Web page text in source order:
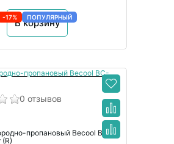
В корзину
-17% ПОПУЛЯРНЫЙ
0 отзывов
пропановый Becool BC-
(R)